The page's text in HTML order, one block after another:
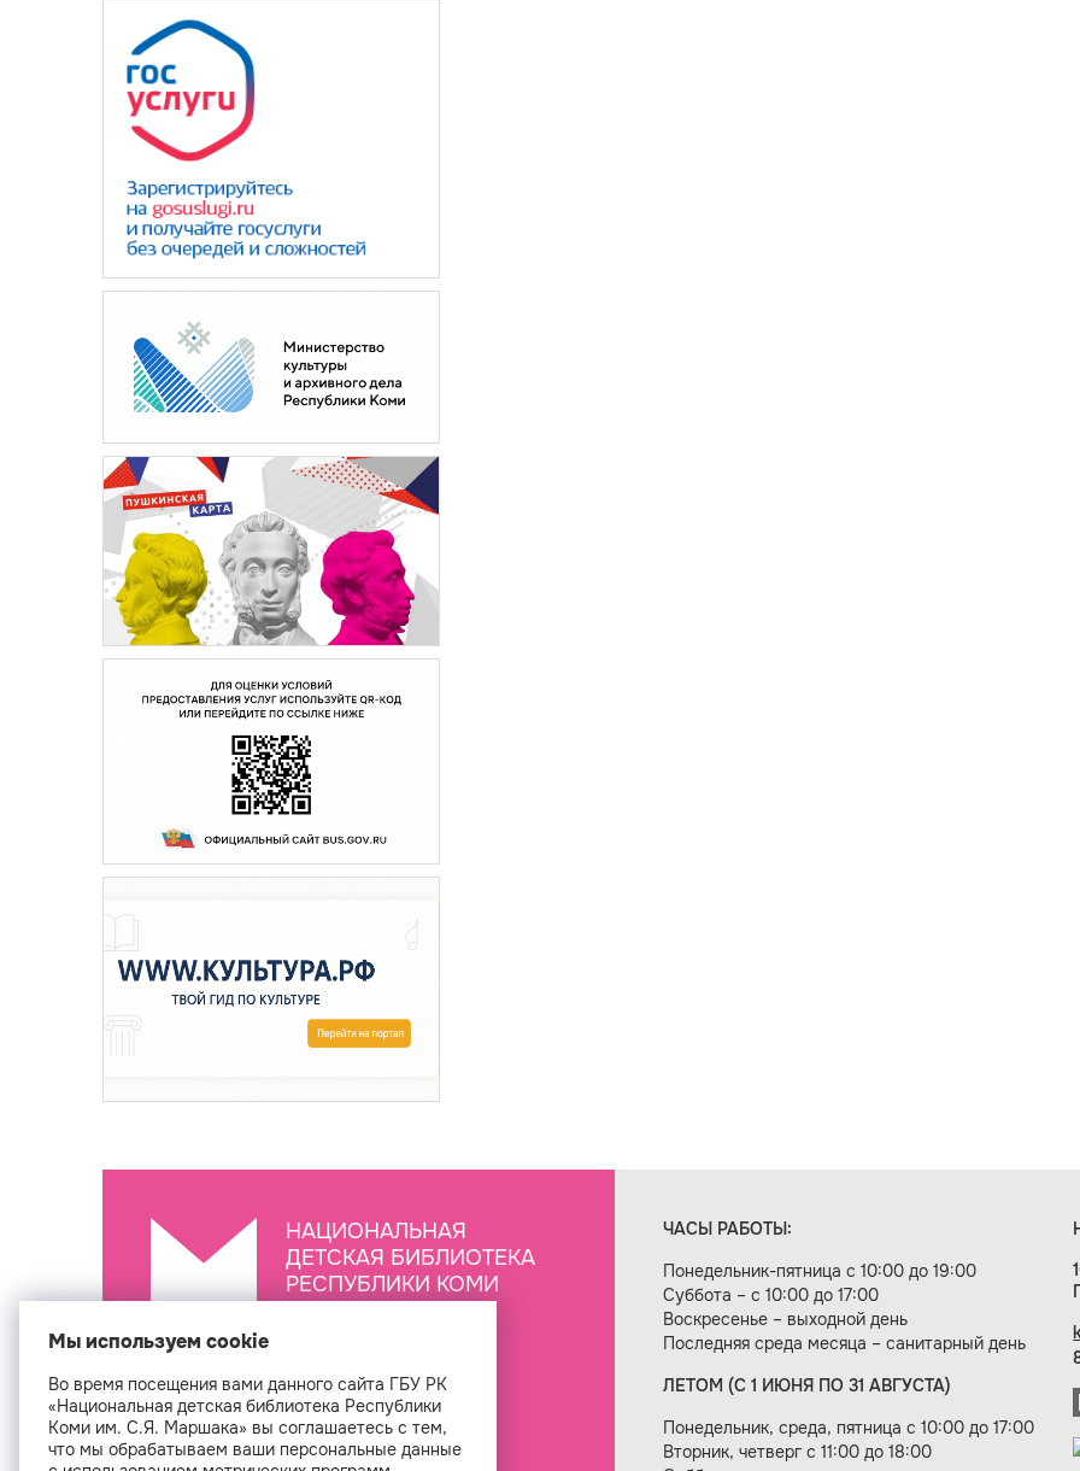
НАЦИОНАЛЬНАЯ
ДЕТСКАЯ БИБЛИОТЕКА
РЕСПУБЛИКИ КОМИ
ЧАСЫ РАБОТЫ:
Понедельник-пятница с 10:00 до 19:00
Суббота – с 10:00 до 17:00
Воскресенье – выходной день
Последняя среда месяца – санитарный день
ЛЕТОМ (С 1 ИЮНЯ ПО 31 АВГУСТА)
Понедельник, среда, пятница с 10:00 до 17:00
Вторник, четверг с 11:00 до 18:00
Создание сайта — веб-студия «Цифровой век»
Мы используем cookie
Во время посещения вами данного сайта ГБУ РК
«Национальная детская библиотека Республики
Коми им. С.Я. Маршака» вы соглашаетесь с тем,
что мы обрабатываем ваши персональные данные